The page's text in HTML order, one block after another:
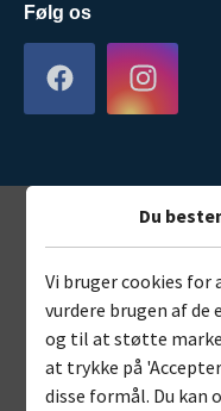
Følg os
Du
Vi bruger cookies for
vurdere brugen af
og til at støtte
at trykke på
disse formål. Du kan